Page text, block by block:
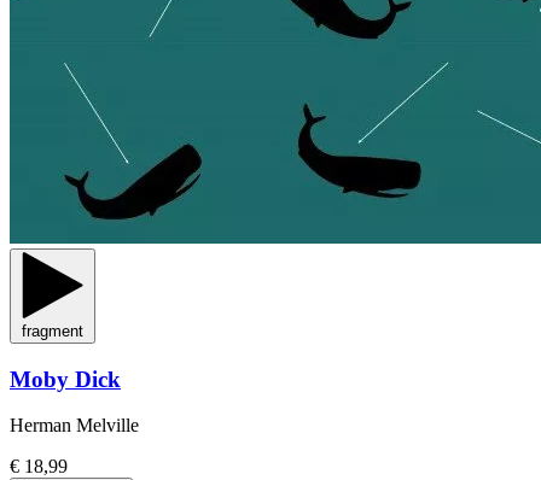
fragment
Moby Dick
Herman Melville
€ 18,99